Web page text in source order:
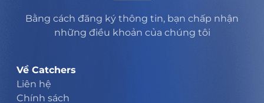
Bằng cách đăng ký thông tin, bạn chấp nhận
những điều khoản của chúng tôi
Về Catchers
Liên hệ
Chính sách